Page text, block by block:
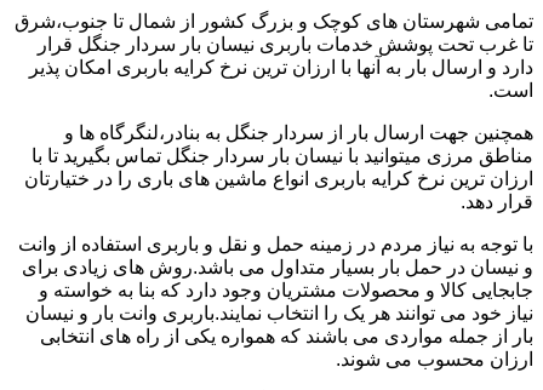
تمامی شهرستان های کوچک و بزرگ کشور از شمال تا جنوب،شرق
تا غرب تحت پوشش خدمات باربری نیسان بار سردار جنگل قرار
دارد و ارسال بار به آنها با ارزان ترین نرخ کرایه باربری امکان پذیر
است.
همچنین جهت ارسال بار از سردار جنگل به بنادر،لنگرگاه ها و
مناطق مرزی میتوانید با نیسان بار سردار جنگل تماس بگیرید تا با
ارزان ترین نرخ کرایه باربری انواع ماشین های باری را در ختیارتان
قرار دهد.
با توجه به نیاز مردم در زمینه حمل و نقل و باربری استفاده از وانت
و نیسان در حمل بار بسیار متداول می باشد.روش های زیادی برای
جابجایی کالا و محصولات مشتریان وجود دارد که بنا به خواسته و
نیاز خود می توانند هر یک را انتخاب نمایند.باربری وانت بار و نیسان
بار از جمله مواردی می باشند که همواره یکی از راه های انتخابی
ارزان محسوب می شوند.